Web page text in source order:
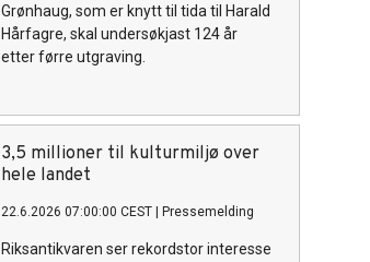
Grønhaug, som er knytt til tida til Harald
Hårfagre, skal undersøkjast 124 år
etter førre utgraving.
3,5 millioner til kulturmiljø over
hele landet
22.6.2026 07:00:00 CEST Pressemelding
Riksantikvaren ser rekordstor interesse